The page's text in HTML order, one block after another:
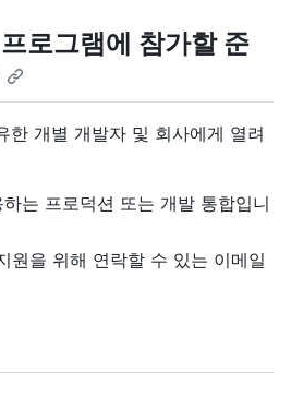
로그램에 참가할 준
한 개별 개발자 및 회사에게 열려
는 프로덕션 또는 개발 통합입니
원을 위해 연락할 수 있는 이메일